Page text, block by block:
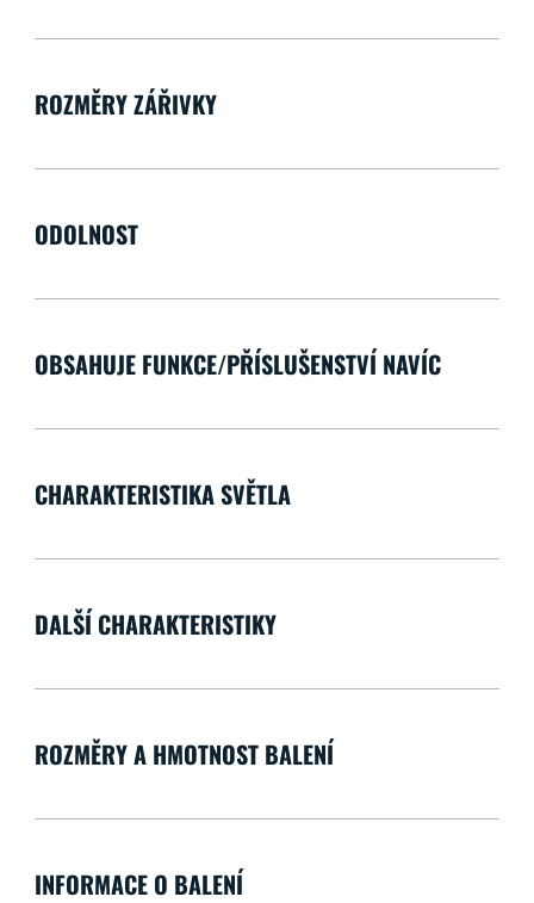
ROZMĚRY ZÁŘIVKY
ODOLNOST
OBSAHUJE FUNKCE/PŘÍSLUŠENSTVÍ NAVÍC
CHARAKTERISTIKA SVĚTLA
DALŠÍ CHARAKTERISTIKY
ROZMĚRY A HMOTNOST BALENÍ
INFORMACE O BALENÍ